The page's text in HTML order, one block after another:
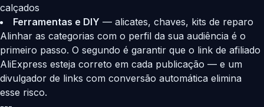
calçados
Ferramentas e DIY — alicates, chaves, kits de reparo
Alinhar as categorias com o perfil da sua audiência é o
primeiro passo. O segundo é garantir que o link de afiliado
AliExpress esteja correto em cada publicação — e um
divulgador de links com conversão automática elimina
esse risco.